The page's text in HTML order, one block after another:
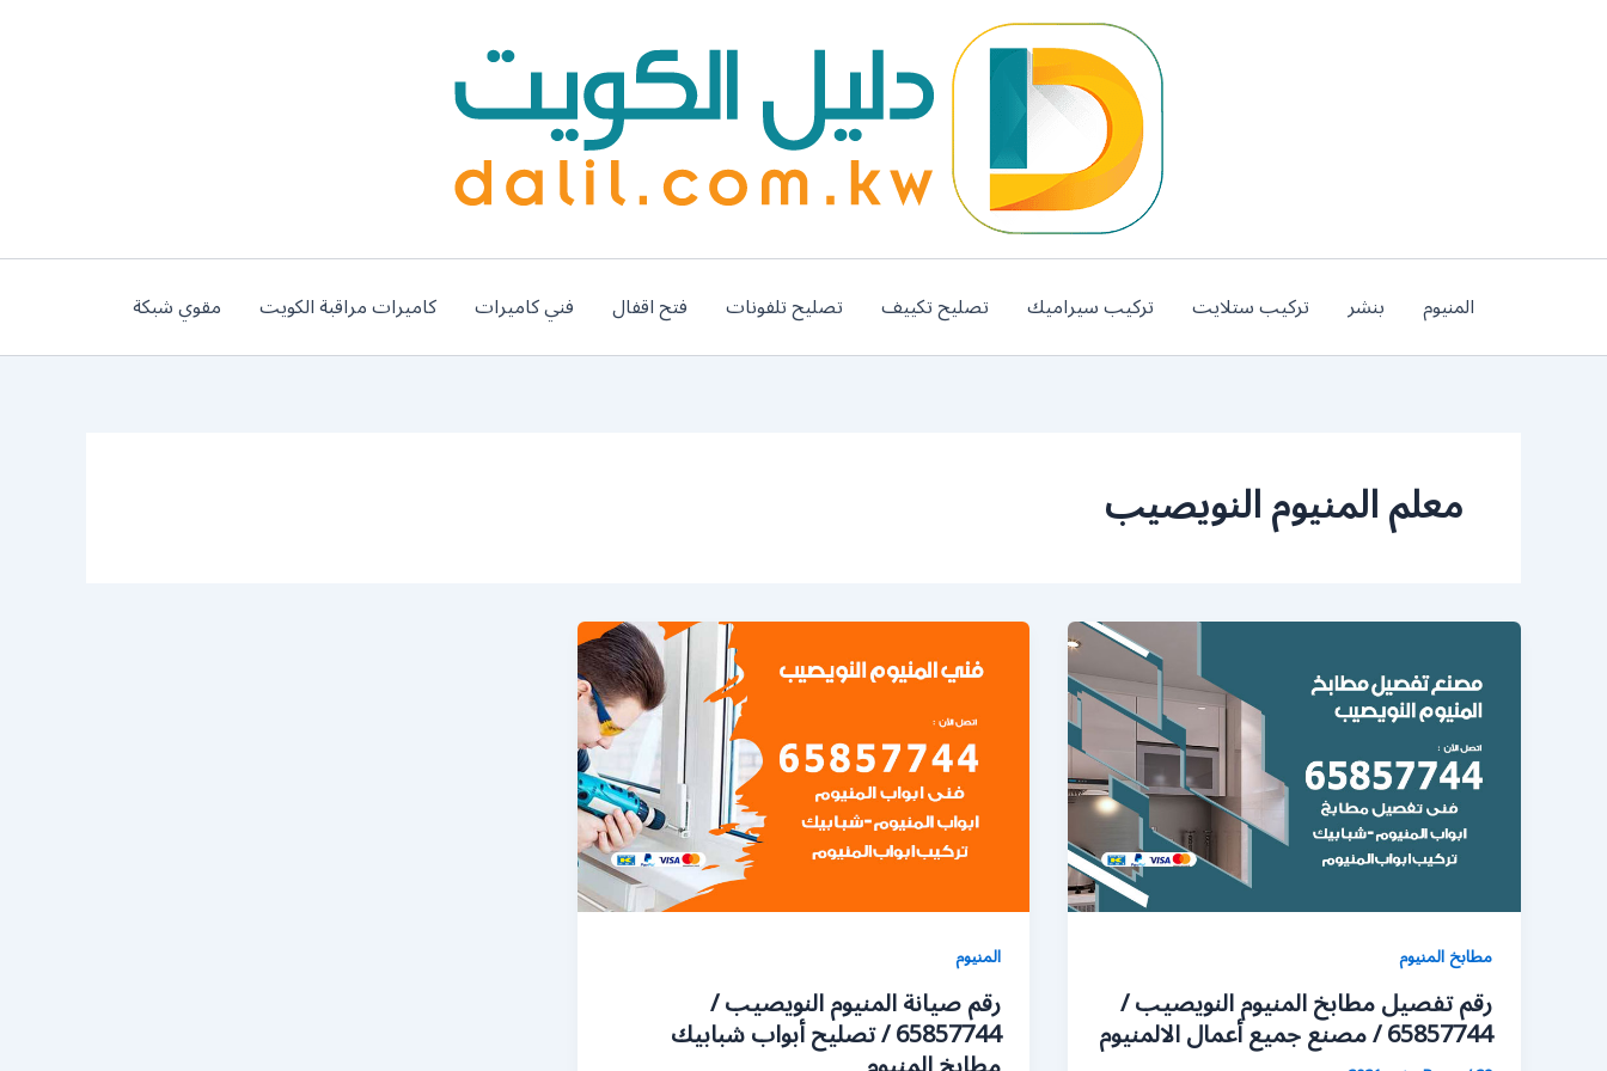
المنيوم بنشر تركيب ستلايت تركيب سيراميك تصليح تكييف تصليح تلفونات فتح اقفال فني كاميرات كاميرات مراقبة الكويت مقوي شبكة
معلم المنيوم النويصيب
مطابخ المنيوم
رقم تفصيل مطابخ المنيوم النويصيب /
65857744 / مصنع جميع أعمال الالمنيوم
المنيوم
رقم صيانة المنيوم النويصيب /
65857744 / تصليح أبواب شبابيك